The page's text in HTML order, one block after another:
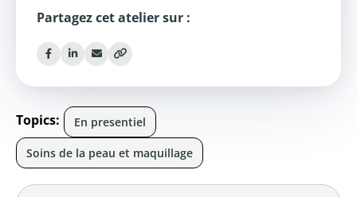
Partagez cet atelier sur :
Topics: En presentiel
Soins de la peau et maquillage